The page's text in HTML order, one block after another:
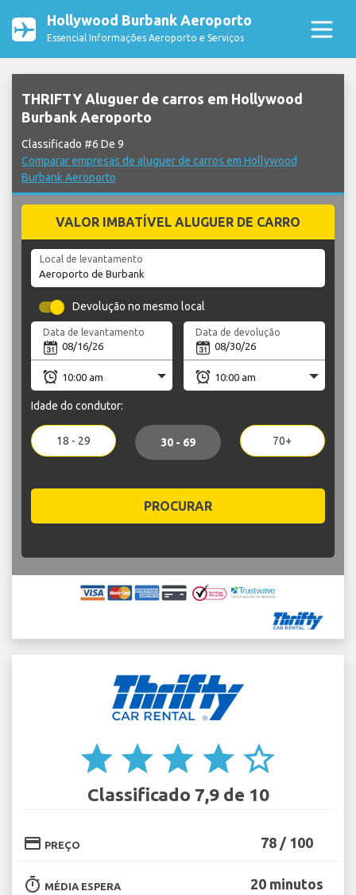
Hollywood Burbank Aeroporto
Essencial Informações Aeroporto e Serviços
THRIFTY Aluguer de carros em Hollywood
Burbank Aeroporto
Classificado #6 De 9
Comparar empresas de aluguer de carros em Hollywood
Burbank Aeroporto
VALOR IMBATÍVEL ALUGUER DE CARRO
Local de levantamento
Devolução no mesmo local
Data de levantamento Data de devolução
Idade do condutor:
18 - 29 30 - 69 70+
PROCURAR
star star star star star_border
Classificado 7,9 de 10
credit_card PREÇO 78 / 100
timer MÉDIA ESPERA 20 minutos